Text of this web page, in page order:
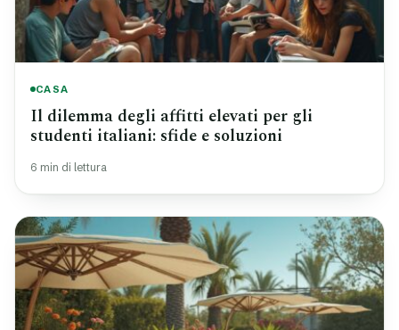
CASA
Il dilemma degli affitti elevati per gli
studenti italiani: sfide e soluzioni
6 min di lettura